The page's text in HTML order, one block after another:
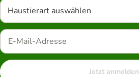
Haustierart auswählen
Jetzt anmelden